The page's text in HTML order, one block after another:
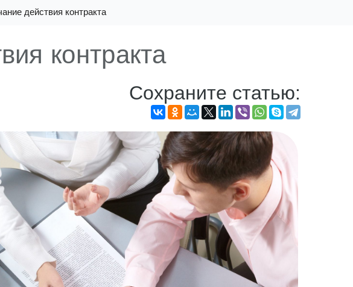
действия контракта
контракта
Сохраните статью: